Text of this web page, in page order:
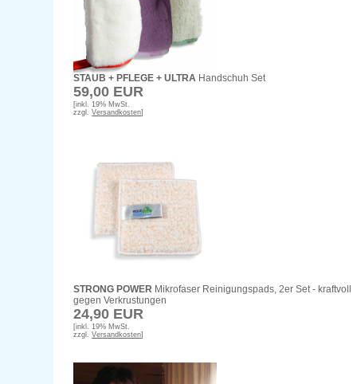
STAUB + PFLEGE + ULTRA Handschuh Set
59,00 EUR
[inkl. 19% MwSt.
zzgl.Versandkosten]
STRONG POWER Mikrofaser Reinigungspads, 2er Set - kraftvoll
gegen Verkrustungen
24,90 EUR
[inkl. 19% MwSt.
zzgl.Versandkosten]